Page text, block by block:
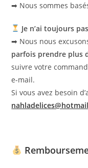
➡ Nous sommes
Je n’ai toujours
➡ Nous nous
parfois prendre plus
suivre votre
e-mail.
Si vous avez besoin